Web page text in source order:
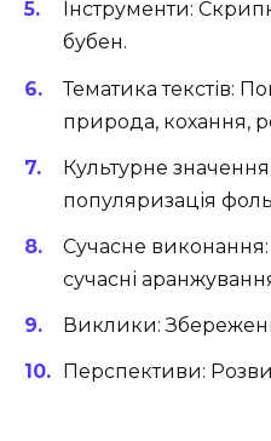
Інструменти:
бубен.
Тематика текстів:
природа, кохання,
Культурне
популяризація
Сучасне
сучасні
Виклики:
Перспективи: